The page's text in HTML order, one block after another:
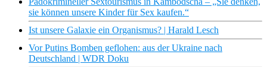
sie können unsere Kinder für Sex kaufen.“
Ist unsere Galaxie ein Organismus? | Harald Lesch
Vor Putins Bomben geflohen: aus der Ukraine nach
Deutschland | WDR Doku